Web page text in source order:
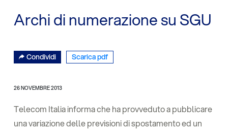
Archi di numerazione su SGU
Condividi Scarica pdf
26 NOVEMBRE 2013
Telecom Italia informa che ha provveduto a pubblicare
una variazione delle previsioni di spostamento ed un